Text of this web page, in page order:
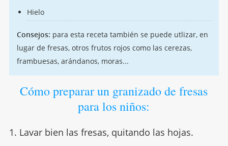
Hielo
Consejos: para esta receta también se puede utlizar, en
lugar de fresas, otros frutos rojos como las cerezas,
frambuesas, arándanos, moras...
Cómo preparar un granizado de fresas
para los niños:
1. Lavar bien las fresas, quitando las hojas.